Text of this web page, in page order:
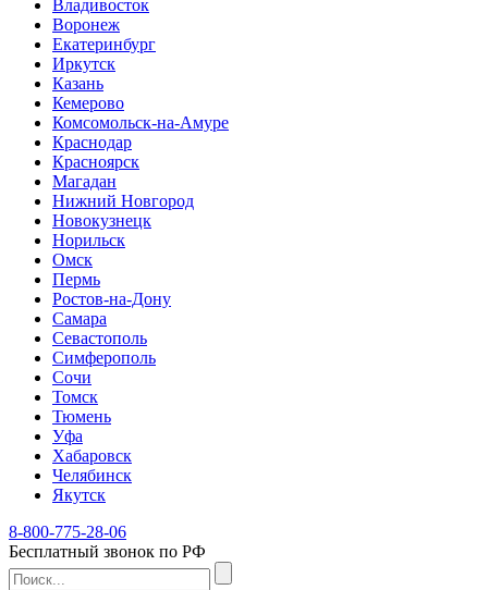
Владивосток
Воронеж
Екатеринбург
Иркутск
Казань
Кемерово
Комсомольск-на-Амуре
Краснодар
Красноярск
Магадан
Нижний Новгород
Новокузнецк
Норильск
Омск
Пермь
Ростов-на-Дону
Самара
Севастополь
Симферополь
Сочи
Томск
Тюмень
Уфа
Хабаровск
Челябинск
Якутск
8-800-775-28-06
Бесплатный звонок по РФ